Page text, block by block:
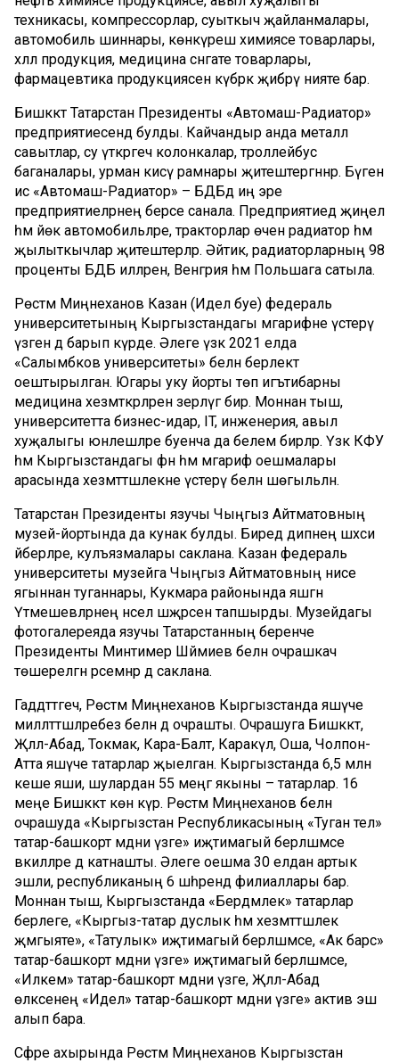
техникасы, компрессорлар, суыткыч җайланмалары,
автомобиль шиннары, көнкүреш химиясе товарлары,
хәләл продукция, медицина сәнәгате товарлары,
фармацевтика продукциясен күбрәк җибәрү нияте бар.
Бишкәктә Татарстан Президенты «Автомаш-Радиатор»
предприятиесендә булды. Кайчандыр анда металл
савытлар, су үткәргеч колонкалар, троллейбус
баганалары, урман кисү рамнары җитештергәннәр. Бүген
исә «Автомаш-Радиатор» – БДБдә иң эре
предприятиеләрнең берсе санала. Предприятиедә җиңел
һәм йөк автомобильләре, тракторлар өчен радиатор һәм
җылыткычлар җитештерәләр. Әйтик, радиаторларның 98
проценты БДБ илләренә, Венгрия һәм Польшага сатыла.
Рөстәм Миңнеханов Казан (Идел буе) федераль
университетының Кыргызстандагы мәгарифне үстерү
үзәген дә барып күрде. Әлеге үзәк 2021 елда
«Салымбәков университеты» белән берлектә
оештырылган. Югары уку йорты төп игътибарны
медицина хезмәткәрләрен әзерләүгә бирә. Моннан тыш,
университетта бизнес-идарә, IT, инженерия, авыл
хуҗалыгы юнәлешләре буенча да белем бирәләр. Үзәк КФУ
һәм Кыргызстандагы фән һәм мәгариф оешмалары
арасында хезмәттәшлекне үстерү белән шөгыльләнә.
Татарстан Президенты язучы Чыңгыз Айтматовның
музей-йортында да кунак булды. Биредә әдипнең шәхси
әйберләре, кулъязмалары саклана. Казан федераль
университеты музейга Чыңгыз Айтматовның әнисе
ягыннан туганнары, Кукмара районында яшәгән
Үтәмешевләрнең нәсел шәҗәрәсен тапшырды. Музейдагы
фотогалереяда язучы Татарстанның беренче
Президенты Минтимер Шәймиев белән очрашкач
төшерелгән рәсемнәр дә саклана.
Гаддәттәгечә, Рөстәм Миңнеханов Кыргызстанда яшәүче
милләттәшләребез белән дә очрашты. Очрашуга Бишкәктә,
Җәләл-Абад, Токмак, Кара-Балт, Каракүл, Оша, Чолпон-
Атта яшәүче татарлар җыелган. Кыргызстанда 6,5 млн
кеше яши, шулардан 55 меңгә якыны – татарлар. 16
меңе Бишкәктә көн күрә. Рөстәм Миңнеханов белән
очрашуда «Кыргызстан Республикасының «Туган тел»
татар-башкорт мәдәни үзәге» иҗтимагый берләшмәсе
вәкилләре дә катнашты. Әлеге оешма 30 елдан артык
эшли, республиканың 6 шәһәрендә филиаллары бар.
Моннан тыш, Кыргызстанда «Бердәмлек» татарлар
берлеге, «Кыргыз-татар дуслык һәм хезмәттәшлек
җәмгыяте», «Татулык» иҗтимагый берләшмәсе, «Ак барс»
татар-башкорт мәдәни үзәге» иҗтимагый берләшмәсе,
«Илкәем» татар-башкорт мәдәни үзәге, Җәләл-Абад
өлкәсенең «Идел» татар-башкорт мәдәни үзәге» актив эш
алып бара.
Сәфәре ахырында Рөстәм Миңнеханов Кыргызстан